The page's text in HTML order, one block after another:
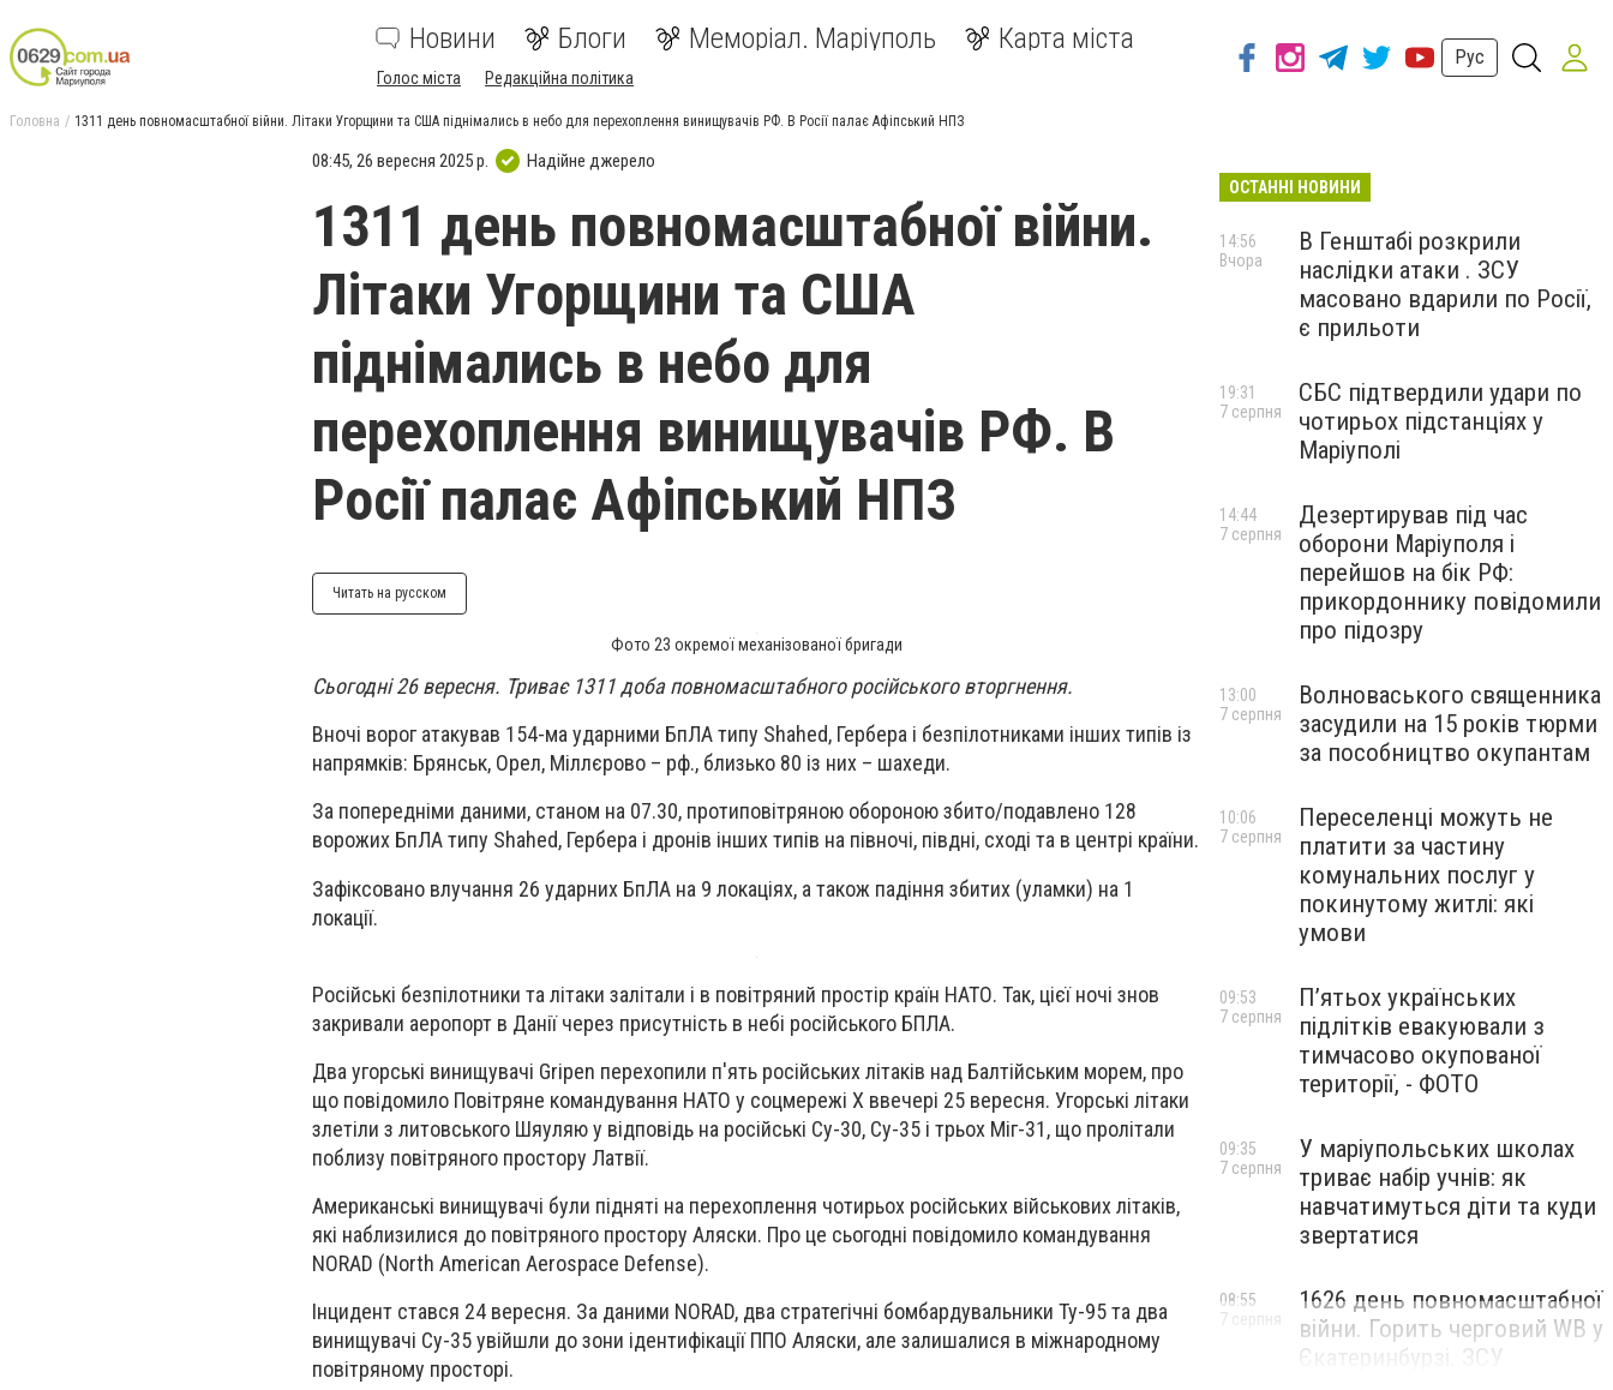
Новини Блоги Меморіал. Маріуполь Карта міста
Голос міста Редакційна політика
Рус
Головна 1311 день повномасштабної війни. Літаки Угорщини та США піднімались в небо для перехоплення винищувачів РФ. В Росії палає Афіпський НПЗ
08:45, 26 вересня 2025 р. Надійне джерело
1311 день повномасштабної війни.
Літаки Угорщини та США
піднімались в небо для
перехоплення винищувачів РФ. В
Росії палає Афіпський НПЗ
Читать на русском
Фото 23 окремої механізованої бригади
Сьогодні 26 вересня. Триває 1311 доба повномасштабного російського вторгнення.
Вночі ворог атакував 154-ма ударними БпЛА типу Shahed, Гербера і безпілотниками інших типів із
напрямків: Брянськ, Орел, Міллєрово – рф., близько 80 із них – шахеди.
За попередніми даними, станом на 07.30, протиповітряною обороною збито/подавлено 128
ворожих БпЛА типу Shahed, Гербера і дронів інших типів на півночі, півдні, сході та в центрі країни.
Зафіксовано влучання 26 ударних БпЛА на 9 локаціях, а також падіння збитих (уламки) на 1
локації.
Російські безпілотники та літаки залітали і в повітряний простір країн НАТО. Так, цієї ночі знов
закривали аеропорт в Данії через присутність в небі російського БПЛА.
Два угорські винищувачі Gripen перехопили п'ять російських літаків над Балтійським морем, про
що повідомило Повітряне командування НАТО у соцмережі Х ввечері 25 вересня. Угорські літаки
злетіли з литовського Шяуляю у відповідь на російські Су-30, Су-35 і трьох Міг-31, що пролітали
поблизу повітряного простору Латвії.
Американські винищувачі були підняті на перехоплення чотирьох російських військових літаків,
які наблизилися до повітряного простору Аляски. Про це сьогодні повідомило командування
NORAD (North American Aerospace Defense).
Інцидент стався 24 вересня. За даними NORAD, два стратегічні бомбардувальники Ту-95 та два
винищувачі Су-35 увійшли до зони ідентифікації ППО Аляски, але залишалися в міжнародному
повітряному просторі.
ОСТАННІ НОВИНИ
В Генштабі розкрили
наслідки атаки . ЗСУ
масовано вдарили по Росії,
є прильоти
14:56
Вчора
СБС підтвердили удари по
чотирьох підстанціях у
Маріуполі
19:31
7 серпня
Дезертирував під час
оборони Маріуполя і
перейшов на бік РФ:
прикордоннику повідомили
про підозру
14:44
7 серпня
Волноваського священника
засудили на 15 років тюрми
за пособництво окупантам
13:00
7 серпня
Переселенці можуть не
платити за частину
комунальних послуг у
покинутому житлі: які
умови
10:06
7 серпня
П’ятьох українських
підлітків евакуювали з
тимчасово окупованої
території, - ФОТО
09:53
7 серпня
У маріупольських школах
триває набір учнів: як
навчатимуться діти та куди
звертатися
09:35
7 серпня
1626 день повномасштабної
війни. Горить черговий WB у
Єкатеринбурзі. ЗСУ
08:55
7 серпня